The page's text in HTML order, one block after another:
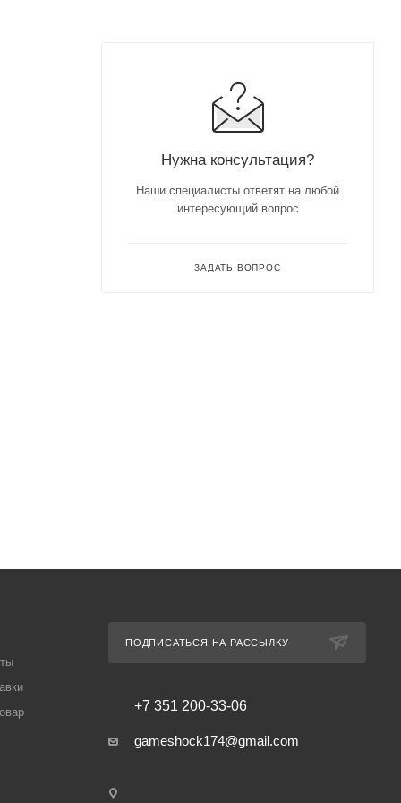
Нужна консультация?
Наши специалисты ответят на любой
интересующий вопрос
ЗАДАТЬ ВОПРОС
ПОДПИСАТЬСЯ НА РАССЫЛКУ
+7 351 200-33-06
gameshock174@gmail.com